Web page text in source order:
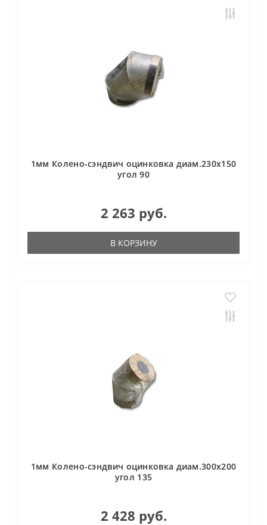
1мм Колено-сэндвич оцинковка диам.230х150
угол 90
2 263 руб.
В КОРЗИНУ
1мм Колено-сэндвич оцинковка диам.300х200
угол 135
2 428 руб.